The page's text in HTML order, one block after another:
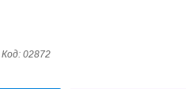
Код: 02872